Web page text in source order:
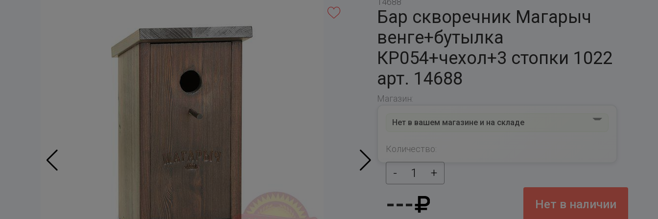
Бар скворечник Магарыч
венге+бутылка
КР054+чехол+3 стопки 1022
арт. 14688
Магазин:
Нет в вашем магазине и на складе
Количество:
- 1 +
--- Нет в наличии